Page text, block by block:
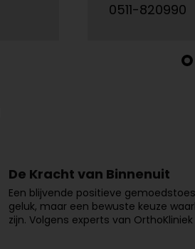
0511-820990
De Kracht van Binnenuit
Een blijvende positieve
geluk, maar een bewuste keuze
zijn. Volgens experts van